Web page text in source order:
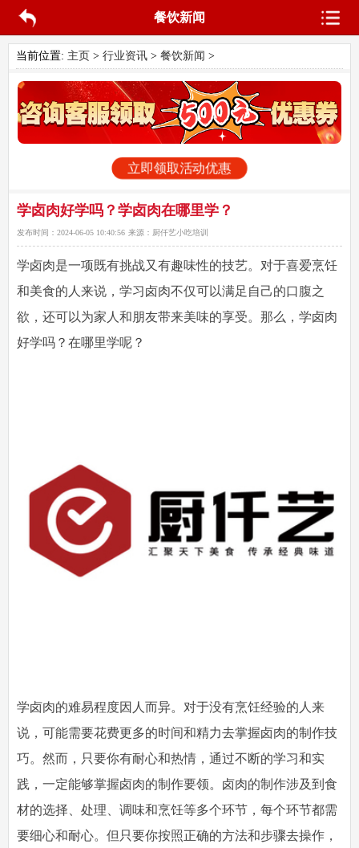
餐饮新闻
当前位置: 主页 > 行业资讯> 餐饮新闻 >
立即领取活动优惠
学卤肉好学吗？学卤肉在哪里学？
发布时间： 2024-06-05 10:40:56 来源： 厨仟艺小吃培训
学卤肉是一项既有挑战又有趣味性的技艺。对于喜爱烹饪
和美食的人来说，学习卤肉不仅可以满足自己的口腹之
欲，还可以为家人和朋友带来美味的享受。那么，学卤肉
好学吗？在哪里学呢？
学卤肉的难易程度因人而异。对于没有烹饪经验的人来
说，可能需要花费更多的时间和精力去掌握卤肉的制作技
巧。然而，只要你有耐心和热情，通过不断的学习和实
践，一定能够掌握卤肉的制作要领。卤肉的制作涉及到食
材的选择、处理、调味和烹饪等多个环节，每个环节都需
要细心和耐心。但只要你按照正确的方法和步骤去操作，